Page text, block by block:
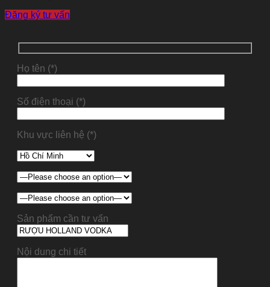
Đăng ký tư vấn
Họ tên (*)
Số điện thoại (*)
Khu vực liên hệ (*)
Sản phẩm cần tư vấn
Nội dung chi tiết